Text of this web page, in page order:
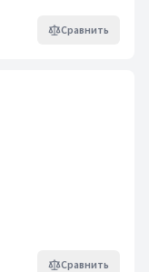
Сравнить
Сравнить